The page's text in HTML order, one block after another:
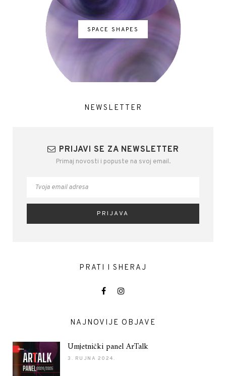
SPACE SHAPES
NEWSLETTER
PRIJAVI SE ZA NEWSLETTER
Primaj novosti i popuste na svoj email.
PRATI I SHERAJ
NAJNOVIJE OBJAVE
Umjetnički panel ArTalk
3. RUJNA 2024.